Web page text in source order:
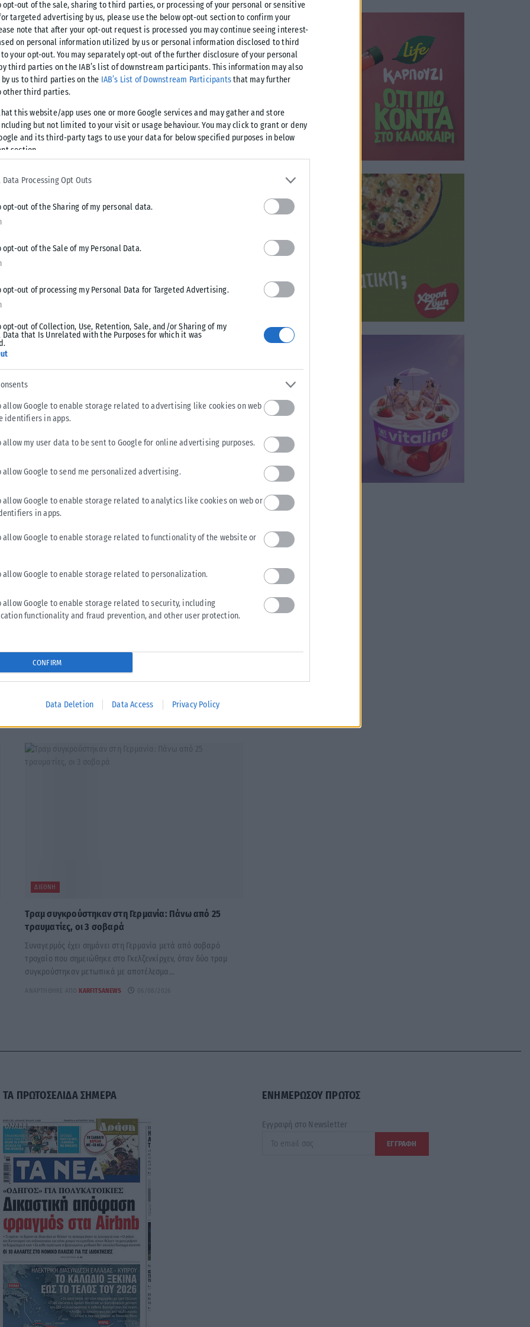
opt-out of the sale, sharing to third parties, or processing of your personal or sensitive
targeted advertising by us, please use the below opt-out section to confirm your
note that after your opt-out request is processed you may continue seeing interest-
on personal information utilized by us or personal information disclosed to third
your opt-out. You may separately opt-out of the further disclosure of your personal
third parties on the IAB’s list of downstream participants. This information may also
by us to third parties on the IAB’s List of Downstream Participantsthat may further
other third parties.
this website/app uses one or more Google services and may gather and store
but not limited to your visit or usage behaviour. You may click to grant or deny
and its third-party tags to use your data for below specified purposes in below
section.
Data Processing Opt Outs
opt-out of the Sharing of my personal data.
opt-out of the Sale of my Personal Data.
opt-out of processing my Personal Data for Targeted Advertising.
opt-out of Collection, Use, Retention, Sale, and/or Sharing of my
Data that Is Unrelated with the Purposes for which it was
allow Google to enable storage related to advertising like cookies on web
identifiers in apps.
allow my user data to be sent to Google for online advertising purposes.
allow Google to send me personalized advertising.
allow Google to enable storage related to analytics like cookies on web or
in apps.
allow Google to enable storage related to functionality of the website or
allow Google to enable storage related to personalization.
allow Google to enable storage related to security, including
functionality and fraud prevention, and other user protection.
CONFIRM
Data Deletion Data Access Privacy Policy
δεσμοί των δύο πλευρών, ενώ ιδιαίτερη έμφαση
νέων επενδύσεων και η ενίσχυση των επιχειρηματικών
περίοδο κατά την οποία η χώρα της Βόρειας Αφρικής
και ανάπτυξης.
η διαδρομή από τις ακτές της Λιβύης προς την Κρήτη
πύλες εισόδου παράτυπων μεταναστών προς την
για την αντιμετώπιση των κυκλωμάτων διακίνησης
βρίσκεται πλέον πολύ ψηλά στην ατζέντα τόσο της
τέθηκε και το ζήτημα της οριοθέτησης
σχετικών συζητήσεων.
ουσιαστικού διαλόγου με τη Λιβύη για τις θαλάσσιες
απευθείας διαπραγματεύσεων μπορεί να υπάρξει
και ενεργειακή ισορροπία της περιοχής.
κύκλους ως μια ακόμη κίνηση προσέγγισης της
ρευστότητας στη Μεσόγειο.
εξελίξεις να αναδιαμορφώνουν τις ισορροπίες και το
επιδιώκει να διατηρήσει ανοικτούς διαύλους
και στρατιωτικής ηγεσίας, επενδύοντας στον διάλογο και
Send
ΔΙΕΘΝΉ
Τραμ συγκρούστηκαν στη Γερμανία: Πάνω από 25
τραυματίες, οι 3 σοβαρά
Συναγερμός έχει σημάνει στη Γερμανία μετά από σοβαρό
τροχαίο που σημειώθηκε στο Γκελζενκίρχεν, όταν δύο τραμ
συγκρούστηκαν μετωπικά με αποτέλεσμα...
ΑΝΑΡΤΉΘΗΚΕ ΑΠΌ KARFITSANEWS 06/08/2026
ΤΑ ΠΡΩΤΟΣΕΛΙΔΑ ΣΗΜΕΡΑ ΕΝΗΜΕΡΩΣΟΥ ΠΡΩΤΟΣ
Εγγραφή στο Newsletter